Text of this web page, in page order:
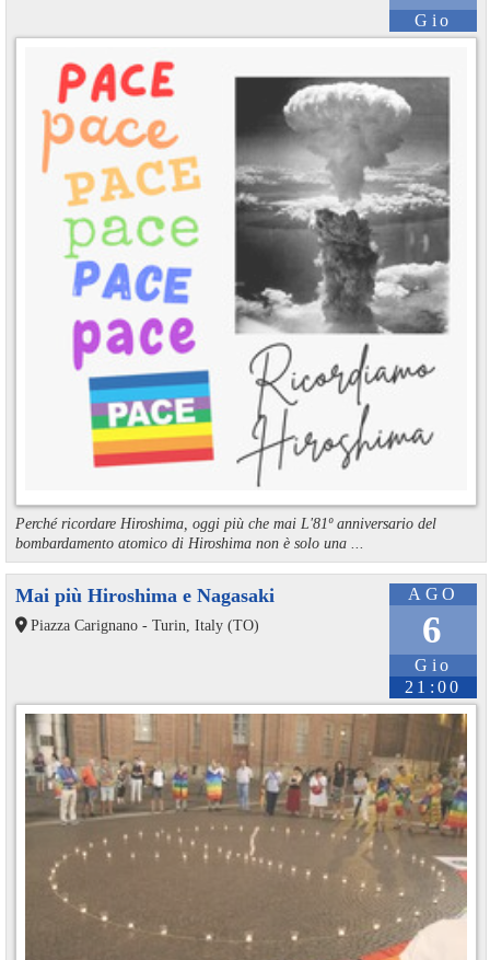
Gio
Perché ricordare Hiroshima, oggi più che mai L'81º anniversario del
bombardamento atomico di Hiroshima non è solo una ...
AGO
6
Gio
21:00
Mai più Hiroshima e Nagasaki
Piazza Carignano - Turin, Italy (TO)